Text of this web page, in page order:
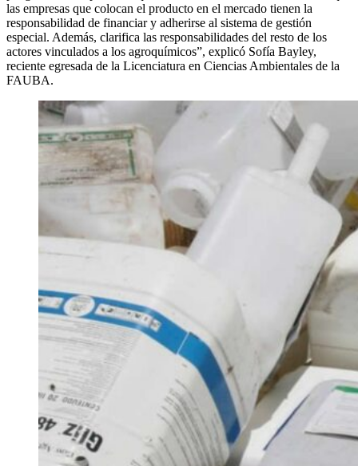
las empresas que colocan el producto en el mercado tienen la
responsabilidad de financiar y adherirse al sistema de gestión
especial. Además, clarifica las responsabilidades del resto de los
actores vinculados a los agroquímicos”, explicó Sofía Bayley,
reciente egresada de la Licenciatura en Ciencias Ambientales de la
FAUBA.